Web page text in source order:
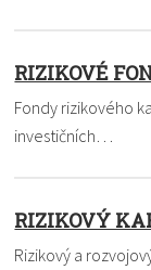
RIZIKOVÉ
Fondy rizikového
investičních…
RIZIKOVÝ
Rizikový a